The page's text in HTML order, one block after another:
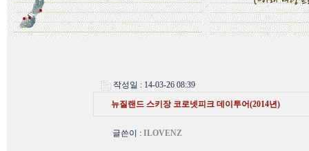
작성일 : 14-03-26 08:39
뉴질랜드 스키장 코로넷피크 데이투어(2014년)
글쓴이 : ILOVENZ